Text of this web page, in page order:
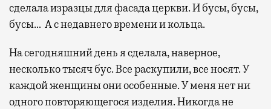
сделала изразцы для фасада церкви. И бусы, бусы,
бусы… А с недавнего времени и кольца.
На сегодняшний день я сделала, наверное,
несколько тысяч бус. Все раскупили, все носят. У
каждой женщины они особенные. У меня нет ни
одного повторяющегося изделия. Никогда не